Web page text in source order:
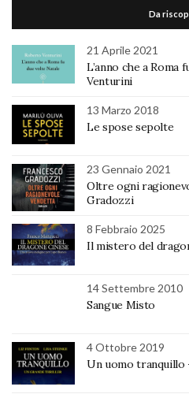
Da
21 Aprile 2021
L’anno che a
Venturini
13 Marzo 2018
Le spose sepolte
23 Gennaio 2021
Oltre ogni
Gradozzi
8 Febbraio 2025
Il mistero del
14 Settembre 2010
Sangue Misto
4 Ottobre 2019
Un uomo tranquillo